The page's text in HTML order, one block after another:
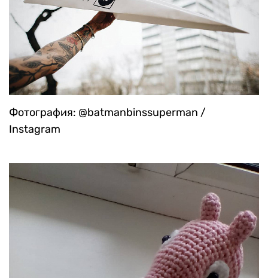
Фотография: @batmanbinssuperman /
Instagram